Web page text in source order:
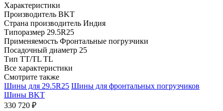
Характеристики
Производитель BKT
Страна производитель Индия
Типоразмер 29.5R25
Применяемость Фронтальные погрузчики
Посадочный диаметр 25
Тип TT/TL TL
Все характеристики
Смотрите также
Шины для 29.5R25 Шины для фронтальных погрузчиков
Шины BKT
330 720 ₽